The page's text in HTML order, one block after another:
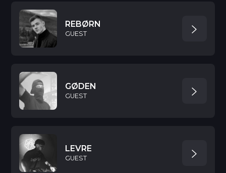
REBØRN
GUEST
GØDEN
GUEST
LEVRE
GUEST